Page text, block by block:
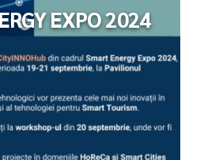
EXPO 2024